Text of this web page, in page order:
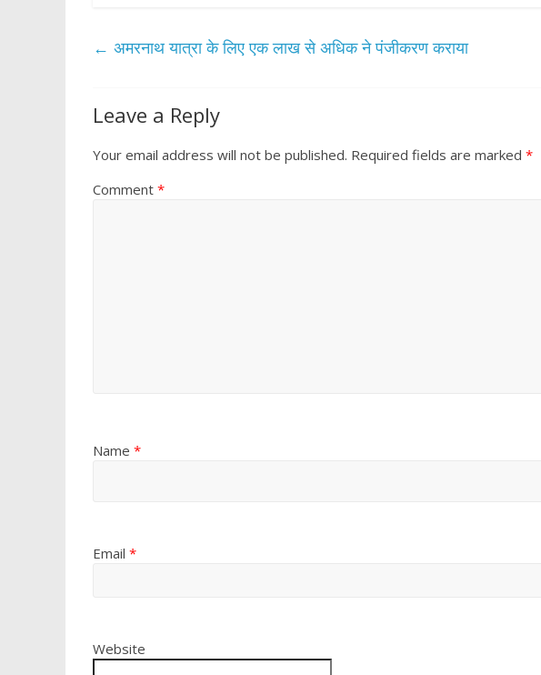
b
o
k
er s
p
p
e
← अमरनाथ यात्रा के लिए एक लाख से अधिक ने पंजीकरण कराया
Leave a Reply
Your email address will not be published. Required fields are marked *
Comment *
Name *
Email *
Website